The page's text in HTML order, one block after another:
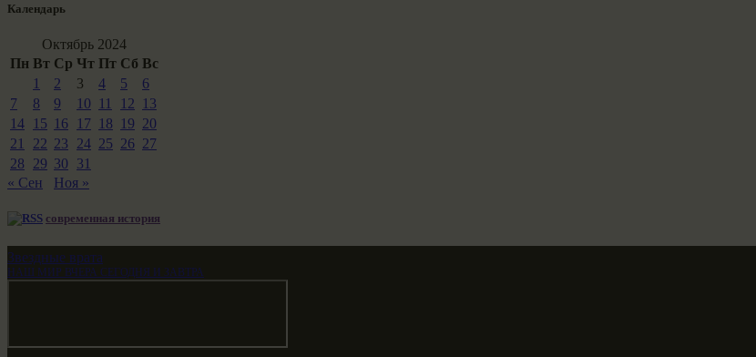
Календарь
Октябрь 2024
Пн Вт Ср Чт Пт Сб Вс
1
2 3 4 5
6
7
8 9 10 11 12
13
14
15 16 17 18 19 20
21
22 23 24 25 26 27
28
29 30
31
« Сен
Ноя »
современная история
Звездные врата
НАШ МИР ВЧЕРА СЕГОДНЯ И ЗАВТРА